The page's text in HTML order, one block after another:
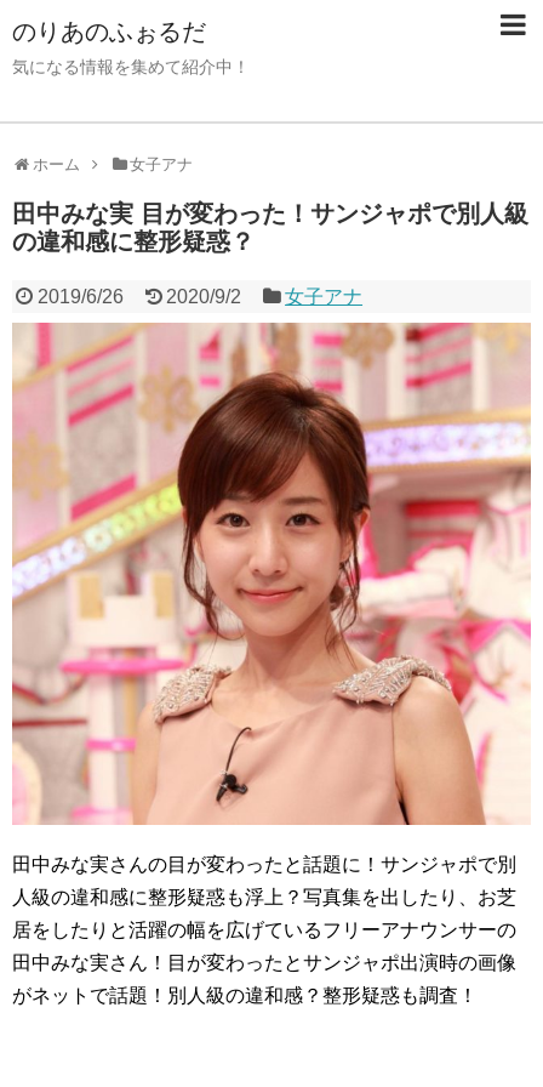
のりあのふぉるだ
気になる情報を集めて紹介中！
ホーム 女子アナ
田中みな実 目が変わった！サンジャポで別人級
の違和感に整形疑惑？
2019/6/26 2020/9/2 女子アナ
田中みな実さんの目が変わったと話題に！サンジャポで別
人級の違和感に整形疑惑も浮上？写真集を出したり、お芝
居をしたりと活躍の幅を広げているフリーアナウンサーの
田中みな実さん！目が変わったとサンジャポ出演時の画像
がネットで話題！別人級の違和感？整形疑惑も調査！